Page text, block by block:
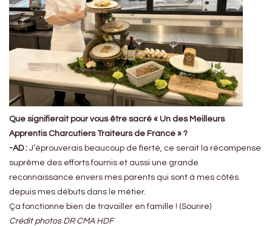
Que signifierait pour vous être sacré « Un des Meilleurs
Apprentis Charcutiers Traiteurs de France » ?
-AD : J’éprouverais beaucoup de fierté, ce serait la récompense
suprême des efforts fournis et aussi une grande
reconnaissance envers mes parents qui sont à mes côtés
depuis mes débuts dans le métier.
Ça fonctionne bien de travailler en famille ! (Sourire)
Crédit photos DR CMA HDF